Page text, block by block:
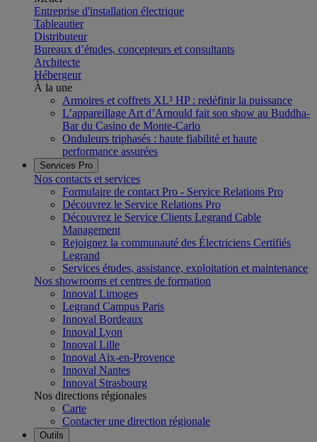
Entreprise d'installation électrique
Tableautier
Distributeur
Bureaux d’études, concepteurs et consultants
Architecte
Hébergeur
À la une
Armoires et coffrets XL³ HP : redéfinir la puissance
L’appareillage Art d’Arnould fait son show au Buddha-
Bar du Casino de Monte-Carlo
Onduleurs triphasés : haute fiabilité et haute
performance assurées
Services Pro
Nos contacts et services
Formulaire de contact Pro - Service Relations Pro
Découvrez le Service Relations Pro
Découvrez le Service Clients Legrand Cable
Management
Rejoignez la communauté des Électriciens Certifiés
Legrand
Services études, assistance, exploitation et maintenance
Nos showrooms et centres de formation
Innoval Limoges
Legrand Campus Paris
Innoval Bordeaux
Innoval Lyon
Innoval Lille
Innoval Aix-en-Provence
Innoval Nantes
Innoval Strasbourg
Nos directions régionales
Carte
Contacter une direction régionale
Outils